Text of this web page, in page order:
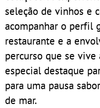
seleção de vinhos e
acompanhar o perfil
restaurante e a
percurso que se
especial destaque
para uma pausa
de mar.